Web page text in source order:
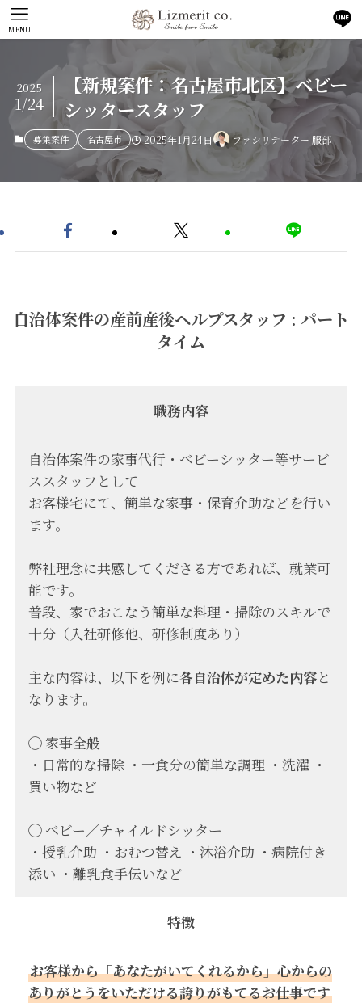
MENU
【新規案件：名古屋市北区】ベビー
シッタースタッフ
2025
1/24
募集案件 名古屋市 2025年1月24日 ファシリテーター 服部
自治体案件の産前産後ヘルプスタッフ : パート
タイム
職務内容
自治体案件の家事代行・ベビーシッター等サービ
ススタッフとして
お客様宅にて、簡単な家事・保育介助などを行い
ます。
弊社理念に共感してくださる方であれば、就業可
能です。
普段、家でおこなう簡単な料理・掃除のスキルで
十分（入社研修他、研修制度あり）
主な内容は、以下を例に各自治体が定めた内容と
なります。
◯ 家事全般
・日常的な掃除 ・一食分の簡単な調理 ・洗濯 ・
買い物など
◯ ベビー／チャイルドシッター
・授乳介助 ・おむつ替え ・沐浴介助 ・病院付き
添い ・離乳食手伝いなど
特徴
お客様から「あなたがいてくれるから」心からの
ありがとうをいただける誇りがもてるお仕事です